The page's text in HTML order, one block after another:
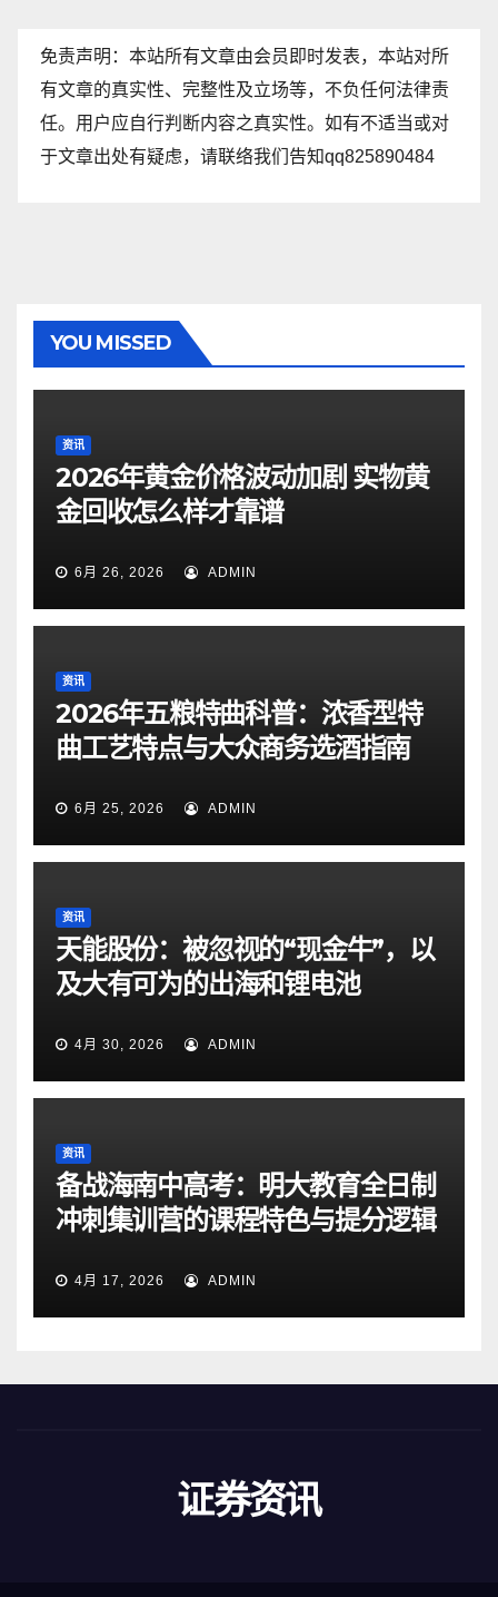
免责声明：本站所有文章由会员即时发表，本站对所
有文章的真实性、完整性及立场等，不负任何法律责
任。用户应自行判断内容之真实性。如有不适当或对
于文章出处有疑虑，请联络我们告知qq825890484
YOU MISSED
资讯
2026年黄金价格波动加剧 实物黄
金回收怎么样才靠谱
6月 26, 2026 ADMIN
资讯
2026年五粮特曲科普：浓香型特
曲工艺特点与大众商务选酒指南
6月 25, 2026 ADMIN
资讯
天能股份：被忽视的“现金牛”，以
及大有可为的出海和锂电池
4月 30, 2026 ADMIN
资讯
备战海南中高考：明大教育全日制
冲刺集训营的课程特色与提分逻辑
4月 17, 2026 ADMIN
证券资讯